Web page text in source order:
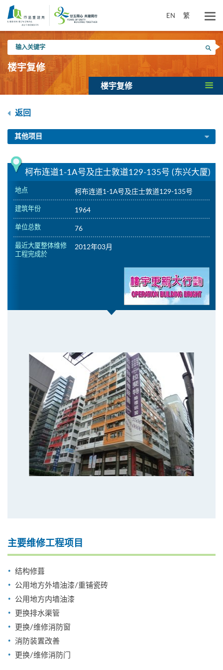
内
EN 繁
入
关
键
搜寻
楼宇复修
楼宇复修
返回
其他项目
柯布连道1-1A号及庄士敦道129-135号 (东兴大厦)
地点 柯布连道1-1A号及庄士敦道129-135号
建筑年份 1964
单位总数 76
最近大厦整体维修
工程完成於
2012年03月
主要维修工程项目
结构修葺
公用地方外墙油漆/重铺瓷砖
公用地方内墙油漆
更换排水渠管
更换/维修消防窗
消防装置改善
更换/维修消防门